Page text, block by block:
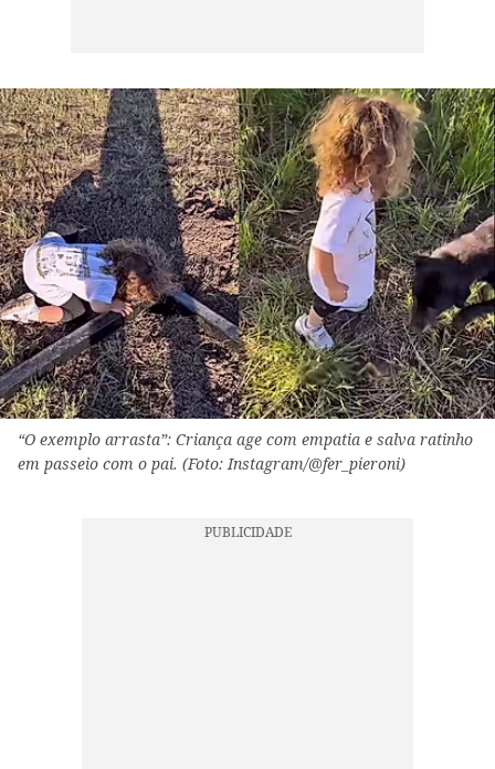
“O exemplo arrasta”: Criança age com empatia e salva ratinho
em passeio com o pai. (Foto: Instagram/@fer_pieroni)